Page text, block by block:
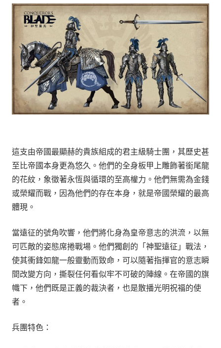
這支由帝國最顯赫的貴族組成的君主級騎士團，其歷史甚
至比帝國本身更為悠久。他們的全身板甲上雕飾著銜尾龍
的花紋，象徵著永恆與循環的至高權力。他們無需為金錢
或榮耀而戰，因為他們的存在本身，就是帝國榮耀的最高
體現。
當遠征的號角吹響，他們將化身為皇帝意志的洪流，以無
可匹敵的姿態席捲戰場。他們獨創的「神聖遠征」戰法，
使其衝鋒如龍一般靈動而致命，可以隨著指揮官的意志瞬
間改變方向，撕裂任何看似牢不可破的陣線。在帝國的旗
幟下，他們既是正義的裁決者，也是散播光明祝福的使
者。
兵團特色：